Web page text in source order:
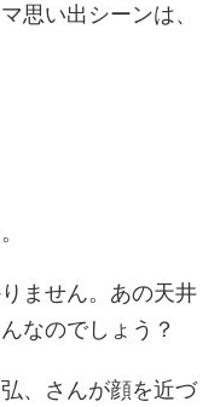
思い出シーンは、
ません。あの天井
なのでしょう？
、さんが顔を近づ